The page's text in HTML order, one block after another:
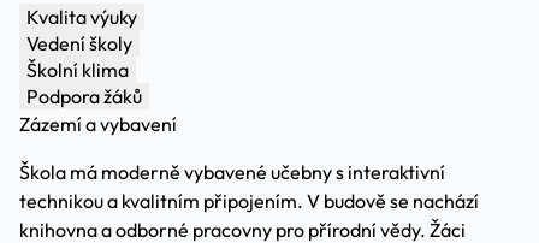
Kvalita výuky
Vedení školy
Školní klima
Podpora žáků
Zázemí a vybavení
Škola má moderně vybavené učebny s interaktivní
technikou a kvalitním připojením. V budově se nachází
knihovna a odborné pracovny pro přírodní vědy. Žáci